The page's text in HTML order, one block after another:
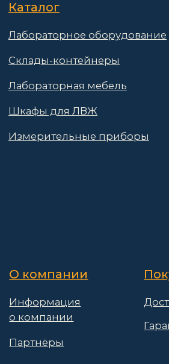
Договор оферты
Поставщикам